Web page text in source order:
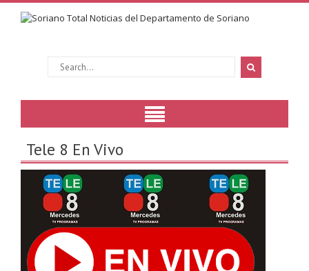
Tele 8 En Vivo